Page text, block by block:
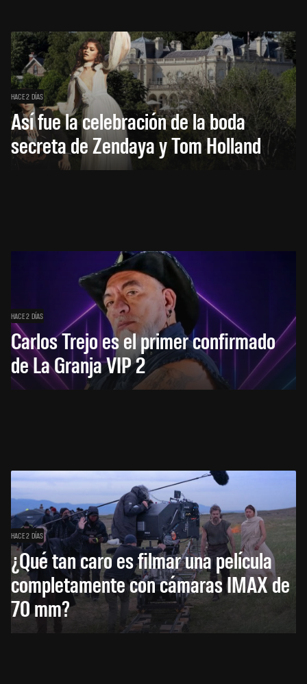
HACE 2 DÍAS
Así fue la celebración de la boda
secreta de Zendaya y Tom Holland
HACE 2 DÍAS
Carlos Trejo es el primer confirmado
de La Granja VIP 2
HACE 2 DÍAS
¿Qué tan caro es filmar una película
completamente con cámaras IMAX de
70 mm?